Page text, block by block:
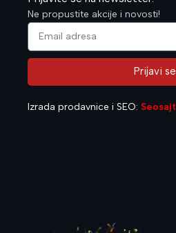
Ne propustite akcije i novosti!
Prijavi se
Izrada prodavnice i SEO: Seosajt